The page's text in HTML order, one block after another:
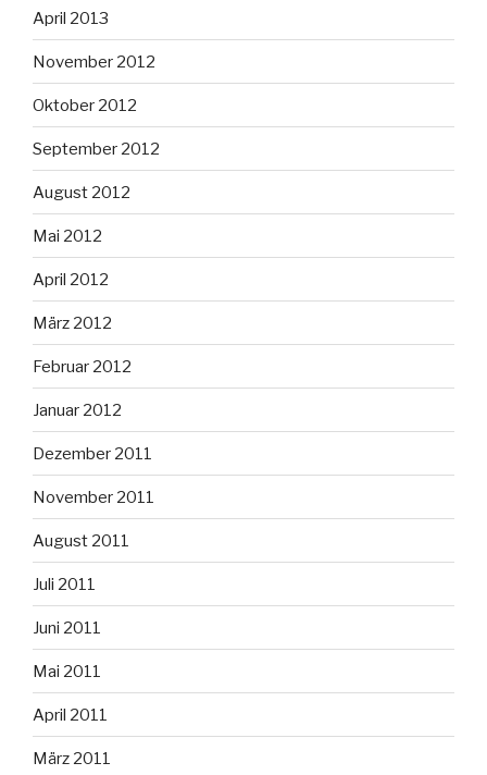
April 2013
November 2012
Oktober 2012
September 2012
August 2012
Mai 2012
April 2012
März 2012
Februar 2012
Januar 2012
Dezember 2011
November 2011
August 2011
Juli 2011
Juni 2011
Mai 2011
April 2011
März 2011